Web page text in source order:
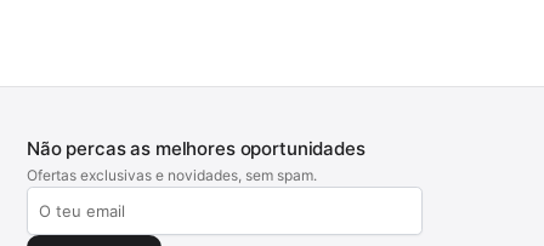
Não percas as melhores oportunidades
Ofertas exclusivas e novidades, sem spam.